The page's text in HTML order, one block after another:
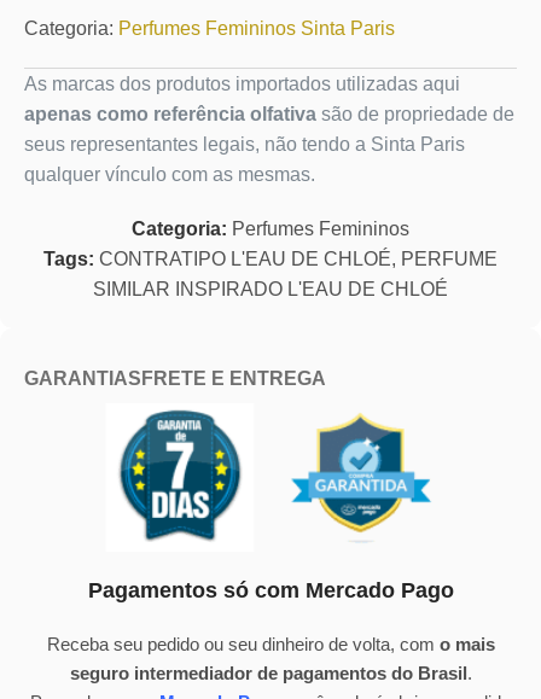
Categoria: Perfumes Femininos Sinta Paris
As marcas dos produtos importados utilizadas aqui
apenas como referência olfativa são de propriedade de
seus representantes legais, não tendo a Sinta Paris
qualquer vínculo com as mesmas.
Categoria: Perfumes Femininos
Tags: CONTRATIPO L'EAU DE CHLOÉ, PERFUME
SIMILAR INSPIRADO L'EAU DE CHLOÉ
GARANTIAS FRETE E ENTREGA
Pagamentos só com Mercado Pago
Receba seu pedido ou seu dinheiro de volta, com o mais
seguro intermediador de pagamentos do Brasil.